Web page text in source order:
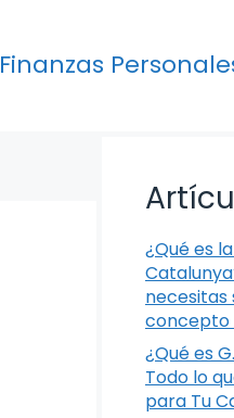
Finanzas
¿Qué es
concepto
¿Qué es
Todo lo
para Tu